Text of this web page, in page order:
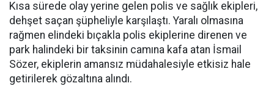
Kısa sürede olay yerine gelen polis ve sağlık ekipleri,
dehşet saçan şüpheliyle karşılaştı. Yaralı olmasına
rağmen elindeki bıçakla polis ekiplerine direnen ve
park halindeki bir taksinin camına kafa atan İsmail
Sözer, ekiplerin amansız müdahalesiyle etkisiz hale
getirilerek gözaltına alındı.